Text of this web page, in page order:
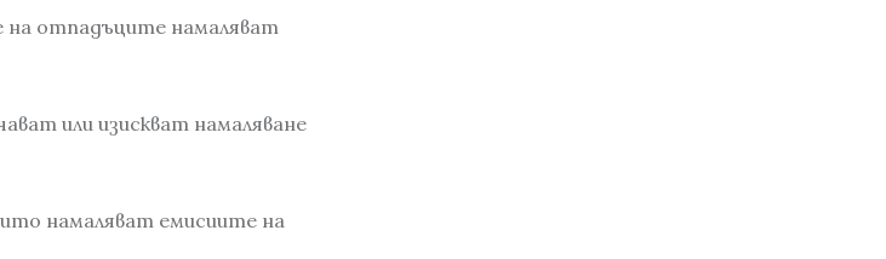
на отпадъците намаляват
или изискват намаляване
намаляват емисиите на